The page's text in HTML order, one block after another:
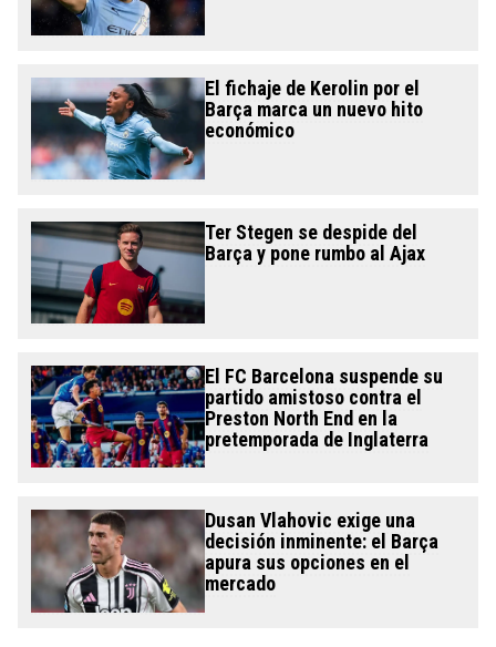
El fichaje de Kerolin por el
Barça marca un nuevo hito
económico
Ter Stegen se despide del
Barça y pone rumbo al Ajax
El FC Barcelona suspende su
partido amistoso contra el
Preston North End en la
pretemporada de Inglaterra
Dusan Vlahovic exige una
decisión inminente: el Barça
apura sus opciones en el
mercado